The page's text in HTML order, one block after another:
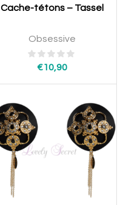
Cache-tétons – Tassel
Obsessive
€10,90